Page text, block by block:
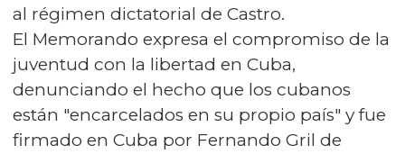
al régimen dictatorial de Castro.
El Memorando expresa el compromiso de la
juventud con la libertad en Cuba,
denunciando el hecho que los cubanos
están "encarcelados en su propio país" y fue
firmado en Cuba por Fernando Gril de